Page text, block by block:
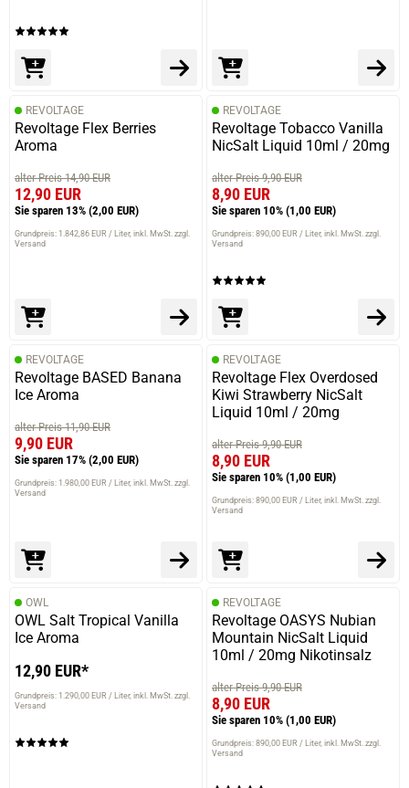
REVOLTAGE
Revoltage Flex Berries
Aroma
alter Preis 14,90 EUR
12,90 EUR
Sie sparen 13% (2,00 EUR)
Grundpreis: 1.842,86 EUR / Liter inkl. MwSt. zzgl.
Versand
REVOLTAGE
Revoltage Tobacco Vanilla
NicSalt Liquid 10ml / 20mg
alter Preis 9,90 EUR
8,90 EUR
Sie sparen 10% (1,00 EUR)
Grundpreis: 890,00 EUR / Liter inkl. MwSt. zzgl.
Versand
REVOLTAGE
Revoltage BASED Banana
Ice Aroma
alter Preis 11,90 EUR
9,90 EUR
Sie sparen 17% (2,00 EUR)
Grundpreis: 1.980,00 EUR / Liter inkl. MwSt. zzgl.
Versand
REVOLTAGE
Revoltage Flex Overdosed
Kiwi Strawberry NicSalt
Liquid 10ml / 20mg
alter Preis 9,90 EUR
8,90 EUR
Sie sparen 10% (1,00 EUR)
Grundpreis: 890,00 EUR / Liter inkl. MwSt. zzgl.
Versand
OWL
OWL Salt Tropical Vanilla
Ice Aroma
12,90 EUR*
Grundpreis: 1.290,00 EUR / Liter inkl. MwSt. zzgl.
Versand
REVOLTAGE
Revoltage OASYS Nubian
Mountain NicSalt Liquid
10ml / 20mg Nikotinsalz
alter Preis 9,90 EUR
8,90 EUR
Sie sparen 10% (1,00 EUR)
Grundpreis: 890,00 EUR / Liter inkl. MwSt. zzgl.
Versand